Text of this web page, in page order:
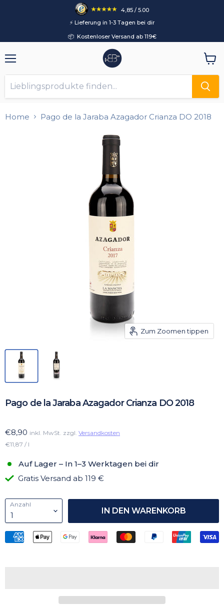
4,85 / 5.00
⚡️ Lieferung in 1-3 Tagen bei dir
📦 Kostenloser Versand ab 119€
Home Pago de la Jaraba Azagador Crianza DO 2018
Zum Zoomen tippen
Pago de la Jaraba Azagador Crianza DO 2018
€8,90 inkl. MwSt. zzgl. Versandkosten
€11,87 / l
Auf Lager – In 1–3 Werktagen bei dir
Gratis Versand ab 119 €
Anzahl
IN DEN WARENKORB